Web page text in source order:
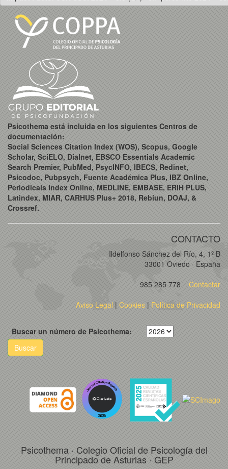
Psicothema está incluida en los siguientes Centros de
documentación:
Social Sciences Citation Index (WOS), Scopus, Google
Scholar, SciELO, Dialnet, EBSCO Essentials Academic
Search Premier, PubMed, PsycINFO, IBECS, Redinet,
Psicodoc, Pubpsych, Fuente Académica Plus, IBZ Online,
Periodicals Index Online, MEDLINE, EMBASE, ERIH PLUS,
Latindex, MIAR, CARHUS Plus+ 2018, Rebiun, DOAJ, &
Crossref.
CONTACTO
Ildelfonso Sánchez del Río, 4, 1º B
33001 Oviedo · España
985 285 778
Contactar
Aviso Legal| Cookies | Política de Privacidad
Buscar un número de Psicothema:
Buscar
Psicothema · Colegio Oficial de Psicología del
Principado de Asturias · GEP